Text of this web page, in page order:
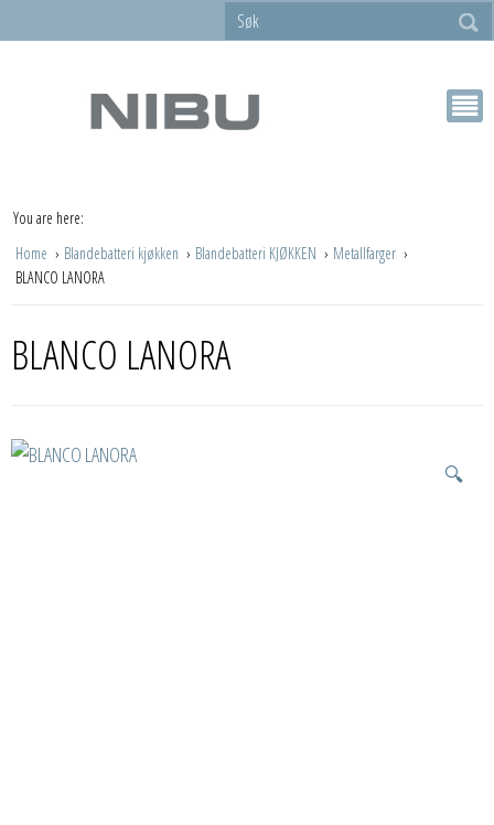
You are here:
Home
Blandebatteri kjøkken Blandebatteri KJØKKEN
Metallfarger
BLANCO LANORA
BLANCO LANORA
🔍